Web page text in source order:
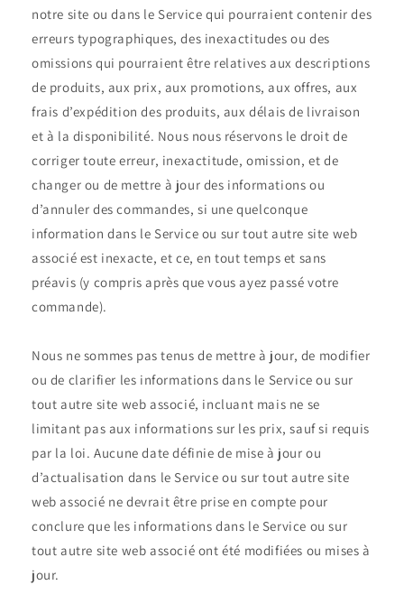
notre site ou dans le Service qui pourraient contenir des
erreurs typographiques, des inexactitudes ou des
omissions qui pourraient être relatives aux descriptions
de produits, aux prix, aux promotions, aux offres, aux
frais d’expédition des produits, aux délais de livraison
et à la disponibilité. Nous nous réservons le droit de
corriger toute erreur, inexactitude, omission, et de
changer ou de mettre à jour des informations ou
d’annuler des commandes, si une quelconque
information dans le Service ou sur tout autre site web
associé est inexacte, et ce, en tout temps et sans
préavis (y compris après que vous ayez passé votre
commande).
Nous ne sommes pas tenus de mettre à jour, de modifier
ou de clarifier les informations dans le Service ou sur
tout autre site web associé, incluant mais ne se
limitant pas aux informations sur les prix, sauf si requis
par la loi. Aucune date définie de mise à jour ou
d’actualisation dans le Service ou sur tout autre site
web associé ne devrait être prise en compte pour
conclure que les informations dans le Service ou sur
tout autre site web associé ont été modifiées ou mises à
jour.